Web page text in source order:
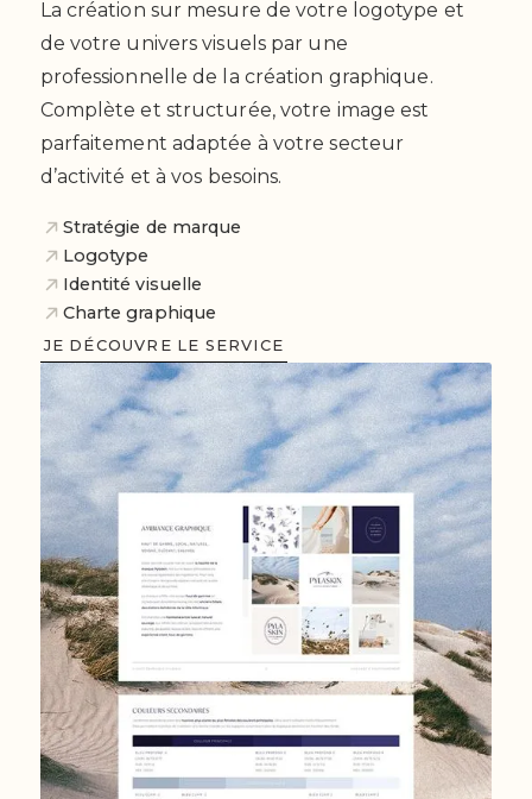
La création sur mesure de votre logotype et
de votre univers visuels par une
professionnelle de la création graphique.
Complète et structurée, votre image est
parfaitement adaptée à votre secteur
d’activité et à vos besoins.
Stratégie de marque
Logotype
Identité visuelle
Charte graphique
JE DÉCOUVRE LE SERVICE